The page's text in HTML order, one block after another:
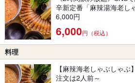
辛新定番「麻辣湯海老し
6,000円
6,000円（税込）
料理
【麻辣海老しゃぶしゃ
注文は2人前～